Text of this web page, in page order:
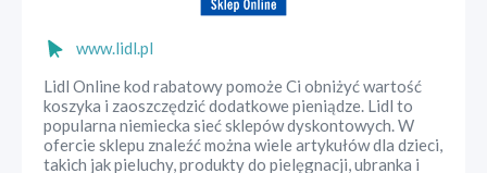
www.lidl.pl
Lidl Online kod rabatowy pomoże Ci obniżyć wartość
koszyka i zaoszczędzić dodatkowe pieniądze. Lidl to
popularna niemiecka sieć sklepów dyskontowych. W
ofercie sklepu znaleźć można wiele artykułów dla dzieci,
takich jak pieluchy, produkty do pielęgnacji, ubranka i